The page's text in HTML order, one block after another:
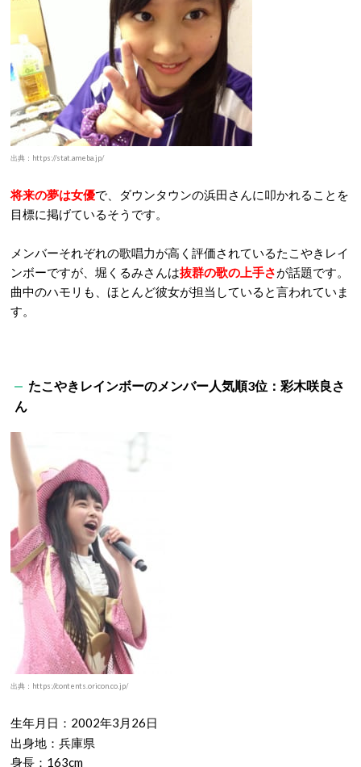
出典：https://stat.ameba.jp/
将来の夢は女優で、ダウンタウンの浜田さんに叩かれることを
目標に掲げているそうです。
メンバーそれぞれの歌唱力が高く評価されているたこやきレイ
ンボーですが、堀くるみさんは抜群の歌の上手さが話題です。
曲中のハモリも、ほとんど彼女が担当していると言われていま
す。
たこやきレインボーのメンバー人気順3位：彩木咲良さ
ん
出典：https://contents.oricon.co.jp/
生年月日：2002年3月26日
出身地：兵庫県
身長：163cm